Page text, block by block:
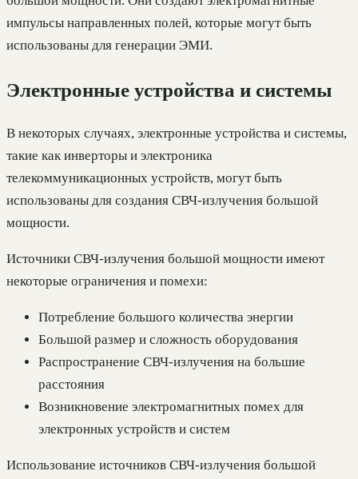
импульсы направленных полей, которые могут быть
использованы для генерации ЭМИ.
Электронные устройства и системы
В некоторых случаях, электронные устройства и системы,
такие как инверторы и электроника
телекоммуникационных устройств, могут быть
использованы для создания СВЧ-излучения большой
мощности.
Источники СВЧ-излучения большой мощности имеют
некоторые ограничения и помехи:
Потребление большого количества энергии
Большой размер и сложность оборудования
Распространение СВЧ-излучения на большие
расстояния
Возникновение электромагнитных помех для
электронных устройств и систем
Использование источников СВЧ-излучения большой